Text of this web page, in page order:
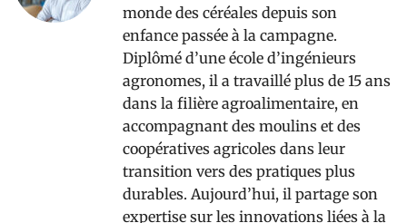
monde des céréales depuis son
enfance passée à la campagne.
Diplômé d’une école d’ingénieurs
agronomes, il a travaillé plus de 15 ans
dans la filière agroalimentaire, en
accompagnant des moulins et des
coopératives agricoles dans leur
transition vers des pratiques plus
durables. Aujourd’hui, il partage son
expertise sur les innovations liées à la